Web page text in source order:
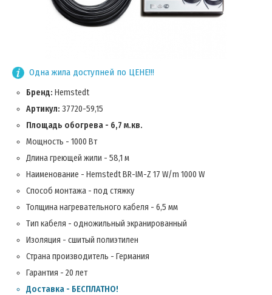
Одна жила доступней по ЦЕНЕ!!!
Бренд: Hemstedt
Артикул: 37720-59,15
Площадь обогрева - 6,7 м.кв.
Мощность - 1000 Вт
Длина греющей жили - 58,1 м
Наименование - Hemstedt BR-IM-Z 17 W/m 1000 W
Способ монтажа - под стяжку
Толщина нагревательного кабеля - 6,5 мм
Тип кабеля - одножильный экранированный
Изоляция - сшитый полиэтилен
Страна производитель - Германия
Гарантия - 20 лет
Доставка - БЕСПЛАТНО!